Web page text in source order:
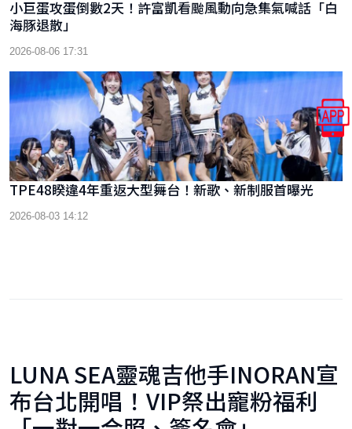
小巨蛋攻蛋倒數2天！許富凱看颱風動向急集氣喊話「白
海豚退散」
2026-08-06 17:31
TPE48睽違4年重返大型舞台！新歌、新制服首曝光
2026-08-03 14:12
LUNA SEA靈魂吉他手INORAN宣
布台北開唱！VIP祭出寵粉福利